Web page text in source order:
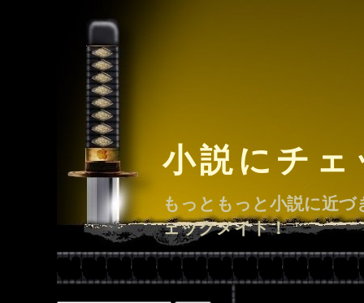
小説にチ
もっともっと小説に近
ェックメイト！